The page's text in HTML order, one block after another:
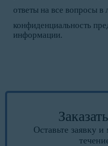
ответы на все вопросы
конфиденциальность
информации.
Оставьте заявку